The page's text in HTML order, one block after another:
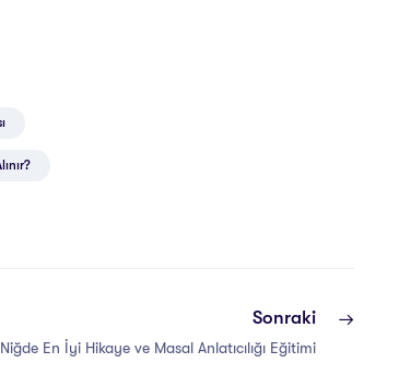
Sonraki
Niğde En İyi Hikaye ve Masal Anlatıcılığı Eğitimi